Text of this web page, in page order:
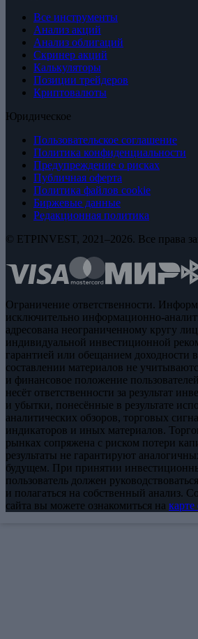
Все инструменты
Анализ акций
Анализ облигаций
Скринер акций
Калькуляторы
Позиции трейдеров
Криптовалюты
Юридическое
Пользовательское соглашение
Политика конфиденциальности
Предупреждение о рисках
Публичная оферта
Политика файлов cookie
Биржевые данные
Редакционная политика
© ETPINVEST, 2021–2026. Все права
Ограничение ответственности.
исключительно информационно-
адресована неограниченному кругу
индивидуальной инвестиционной
гарантией или обещанием доходности
составлении материалов не
и финансовое положение
несёт ответственности за результат
и убытки, понесённые в результате
аналитических обзоров, торговых
индикаторов и иных материалов.
рынках сопряжена с риском потери
результаты не гарантируют
будущем. При принятии
пользователь должен
и полагаться на собственный анализ.
сайта вы можете ознакомиться на карте